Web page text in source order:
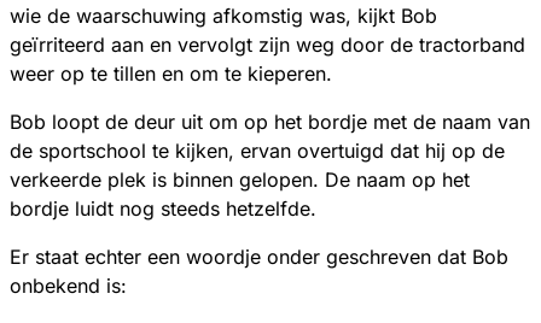
wie de waarschuwing afkomstig was, kijkt Bob
geïrriteerd aan en vervolgt zijn weg door de tractorband
weer op te tillen en om te kieperen.
Bob loopt de deur uit om op het bordje met de naam van
de sportschool te kijken, ervan overtuigd dat hij op de
verkeerde plek is binnen gelopen. De naam op het
bordje luidt nog steeds hetzelfde.
Er staat echter een woordje onder geschreven dat Bob
onbekend is: